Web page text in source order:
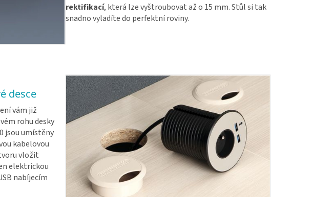
rektifikací, která lze vyštroubovat až o 15 mm. Stůl si tak
snadno vyladíte do perfektní roviny.
desce
vám již
rohu desky
jsou umístěny
kabelovou
vložit
elektrickou
nabíjecím